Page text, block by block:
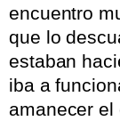
encuentro
que lo
estaban
iba a
amanecer el